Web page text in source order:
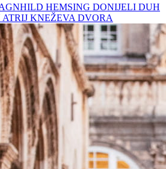
HEMSING DONIJELI DUH
KNEŽEVA DVORA